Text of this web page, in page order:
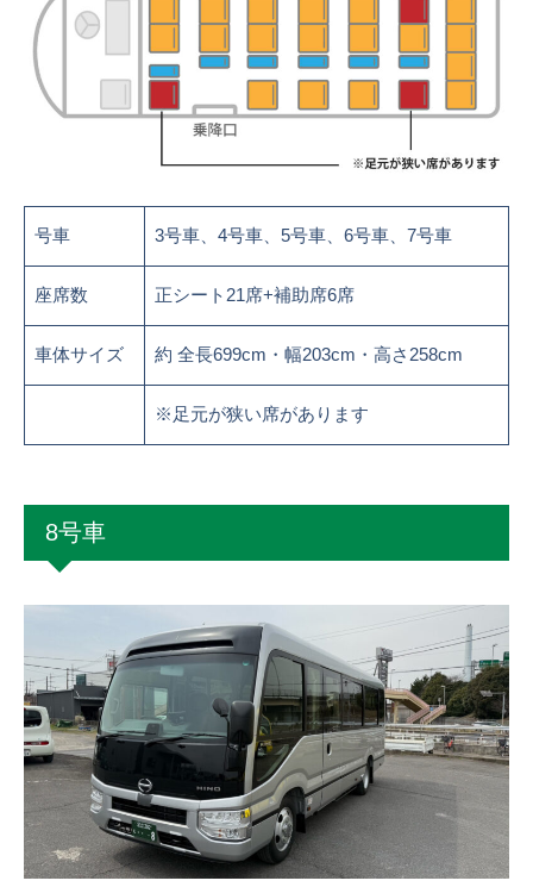
号車 3号車、4号車、5号車、6号車、7号車
座席数 正シート21席+補助席6席
車体サイズ 約 全長699cm・幅203cm・高さ258cm
※足元が狭い席があります
8号車